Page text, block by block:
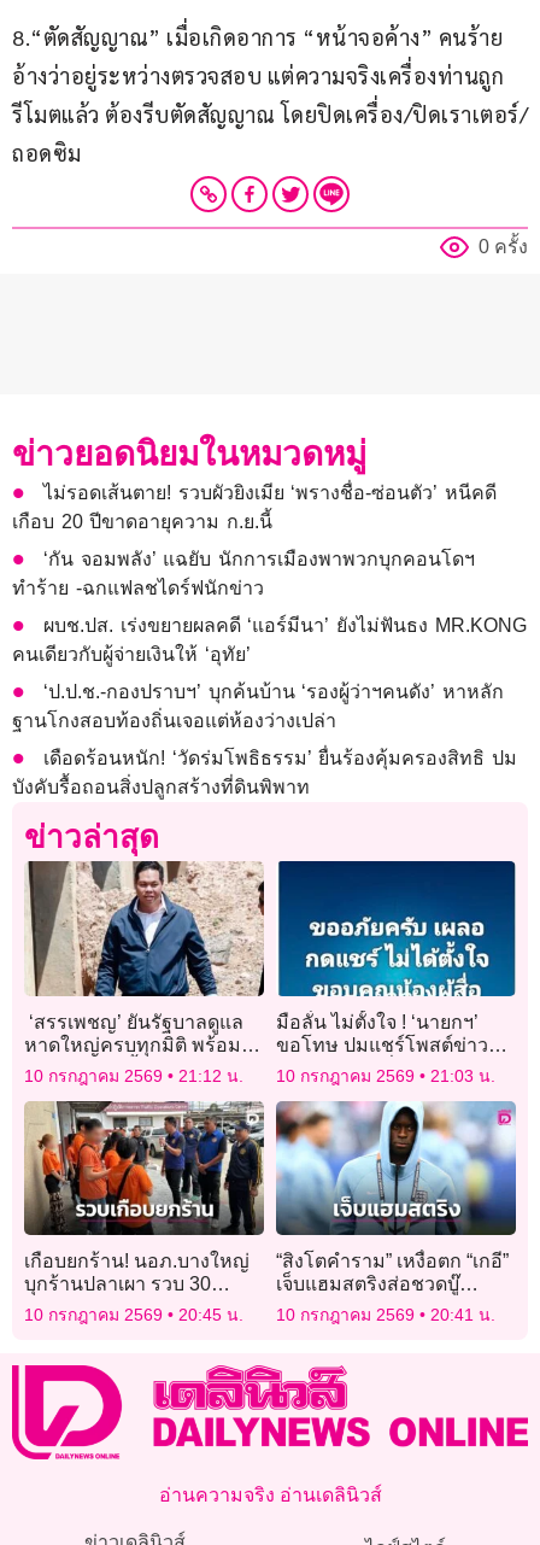
8.“ตัดสัญญาณ” เมื่อเกิดอาการ “หน้าจอค้าง” คนร้าย
อ้างว่าอยู่ระหว่างตรวจสอบ แต่ความจริงเครื่องท่านถูก
รีโมตแล้ว ต้องรีบตัดสัญญาณ โดยปิดเครื่อง/ปิดเราเตอร์/
ถอดซิม
0 ครั้ง
ข่าวยอดนิยมในหมวดหมู่
ไม่รอดเส้นตาย! รวบผัวยิงเมีย ‘พรางชื่อ-ซ่อนตัว’ หนีคดี
เกือบ 20 ปีขาดอายุความ ก.ย.นี้
‘กัน จอมพลัง’ แฉยับ นักการเมืองพาพวกบุกคอนโดฯ
ทำร้าย -ฉกแฟลชไดร์ฟนักข่าว
ผบช.ปส. เร่งขยายผลคดี ‘แอร์มีนา’ ยังไม่ฟันธง MR.KONG
คนเดียวกับผู้จ่ายเงินให้ ‘อุทัย’
‘ป.ป.ช.-กองปราบฯ’ บุกค้นบ้าน ‘รองผู้ว่าฯคนดัง’ หาหลัก
ฐานโกงสอบท้องถิ่นเจอแต่ห้องว่างเปล่า
เดือดร้อนหนัก! ‘วัดร่มโพธิธรรม’ ยื่นร้องคุ้มครองสิทธิ ปม
บังคับรื้อถอนสิ่งปลูกสร้างที่ดินพิพาท
ข่าวล่าสุด
‘สรรเพชญ’ ยันรัฐบาลดูแล
หาดใหญ่ครบทุกมิติ พร้อม
วางแผนป้องน้ำท่วมระยะยาว
10 กรกฎาคม 2569 21:12 น.
มือลั่น ไม่ตั้งใจ ! ‘นายกฯ’
ขอโทษ ปมแชร์โพสต์ข่าวลือ
จากเพจ FC เพื่อไทย
10 กรกฎาคม 2569 21:03 น.
เกือบยกร้าน! นอภ.บางใหญ่
บุกร้านปลาเผา รวบ 30
ต่างด้าวผิดกฎหมาย
10 กรกฎาคม 2569 20:45 น.
“สิงโตคำราม” เหงื่อตก “เกอี”
เจ็บแฮมสตริงส่อชวดบู๊
นอร์เวย์
10 กรกฎาคม 2569 20:41 น.
อ่านความจริง อ่านเดลินิวส์